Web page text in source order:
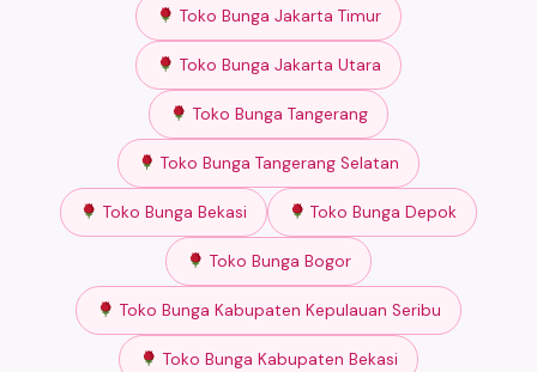
Toko Bunga Jakarta Timur
Toko Bunga Jakarta Utara
Toko Bunga Tangerang
Toko Bunga Tangerang Selatan
Toko Bunga Bekasi Toko Bunga Depok
Toko Bunga Bogor
Toko Bunga Kabupaten Kepulauan Seribu
Toko Bunga Kabupaten Bekasi